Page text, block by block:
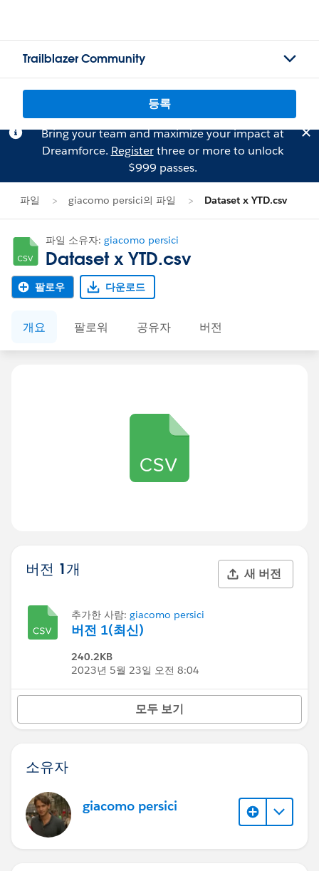
Trailblazer Community
등록
Bring your team and maximize your impact at
Dreamforce. Registerthree or more to unlock
$999 passes.
파일 giacomo persici의 파일 Dataset x YTD.csv
파일 소유자: giacomo persici
Dataset x YTD.csv
팔로우 다운로드
개요 팔로워 공유자 버전
버전 1개 새 버전
추가한 사람: giacomo persici
버전 1(최신)
240.2KB
2023년 5월 23일 오전 8:04
모두 보기
소유자
giacomo persici